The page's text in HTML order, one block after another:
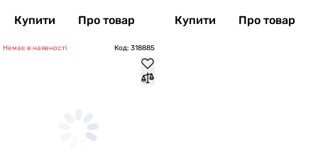
Купити Про товар Купити Про товар
Немає в наявності Код: 318885